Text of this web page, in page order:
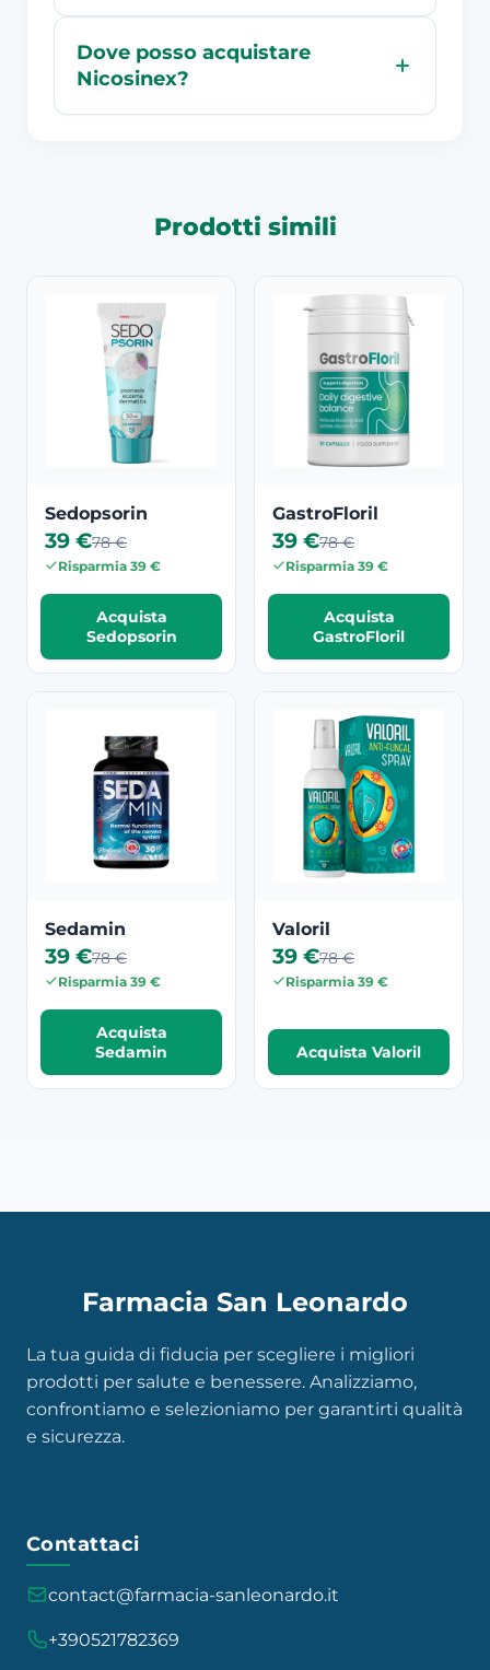
Dove posso acquistare
Nicosinex?
Prodotti simili
Sedopsorin
39 €78 €
Risparmia 39 €
Acquista
Sedopsorin
GastroFloril
39 €78 €
Risparmia 39 €
Acquista
GastroFloril
Sedamin
39 €78 €
Risparmia 39 €
Acquista
Sedamin
Valoril
39 €78 €
Risparmia 39 €
Acquista Valoril
Farmacia San Leonardo
La tua guida di fiducia per scegliere i migliori
prodotti per salute e benessere. Analizziamo,
confrontiamo e selezioniamo per garantirti qualità
e sicurezza.
Contattaci
contact@farmacia-sanleonardo.it
+390521782369